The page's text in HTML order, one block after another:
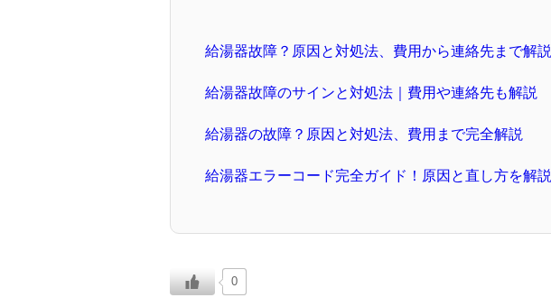
給湯器故障？原因と対処法、費用から連絡先まで解説
給湯器故障のサインと対処法｜費用や連絡先も解説
給湯器の故障？原因と対処法、費用まで完全解説
給湯器エラーコード完全ガイド！原因と直し方を解説
0